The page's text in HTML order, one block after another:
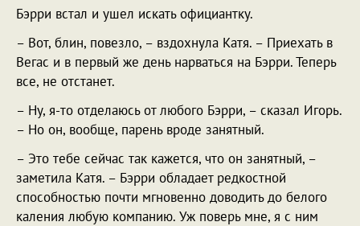
Бэрри встал и ушел искать официантку.
– Вот, блин, повезло, – вздохнула Катя. – Приехать в
Вегас и в первый же день нарваться на Бэрри. Теперь
все, не отстанет.
– Ну, я-то отделаюсь от любого Бэрри, – сказал Игорь.
– Но он, вообще, парень вроде занятный.
– Это тебе сейчас так кажется, что он занятный, –
заметила Катя. – Бэрри обладает редкостной
способностью почти мгновенно доводить до белого
каления любую компанию. Уж поверь мне, я с ним